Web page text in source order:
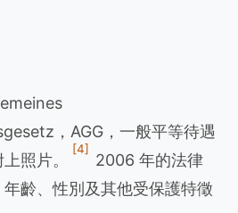
，AGG，一般平等待遇
照片。
[4]
2006 年的法律
齡、性別及其他受保護特徵